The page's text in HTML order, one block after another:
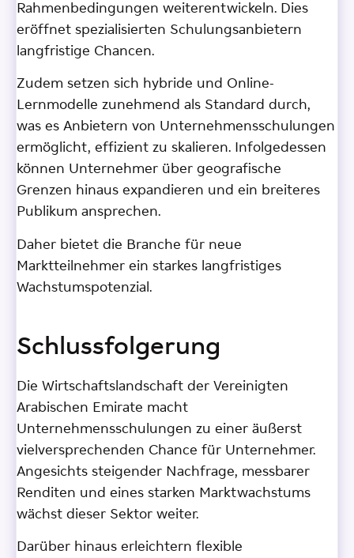
Rahmenbedingungen weiterentwickeln. Dies
eröffnet spezialisierten Schulungsanbietern
langfristige Chancen.
Zudem setzen sich hybride und Online-
Lernmodelle zunehmend als Standard durch,
was es Anbietern von Unternehmensschulungen
ermöglicht, effizient zu skalieren. Infolgedessen
können Unternehmer über geografische
Grenzen hinaus expandieren und ein breiteres
Publikum ansprechen.
Daher bietet die Branche für neue
Marktteilnehmer ein starkes langfristiges
Wachstumspotenzial.
Schlussfolgerung
Die Wirtschaftslandschaft der Vereinigten
Arabischen Emirate macht
Unternehmensschulungen zu einer äußerst
vielversprechenden Chance für Unternehmer.
Angesichts steigender Nachfrage, messbarer
Renditen und eines starken Marktwachstums
wächst dieser Sektor weiter.
Darüber hinaus erleichtern flexible